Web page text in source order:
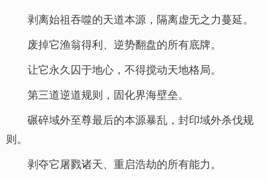
剥离始祖吞噬的天道本源，隔离虚无之力蔓延。
废掉它渔翁得利、逆势翻盘的所有底牌。
让它永久囚于地心，不得搅动天地格局。
第三道逆道规则，固化界海壁垒。
碾碎域外至尊最后的本源暴乱，封印域外杀伐规
则。
剥夺它屠戮诸天、重启浩劫的所有能力。